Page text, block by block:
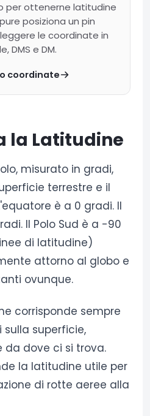
per ottenerne latitudine
posiziona un pin
le coordinate in
DMS e DM.
coordinate
la Latitudine
misurato in gradi,
terrestre e il
è a 0 gradi. Il
Il Polo Sud è a -90
di latitudine)
attorno al globo e
ovunque.
corrisponde sempre
sulla superficie,
dove ci si trova.
la latitudine utile per
di rotte aeree alla